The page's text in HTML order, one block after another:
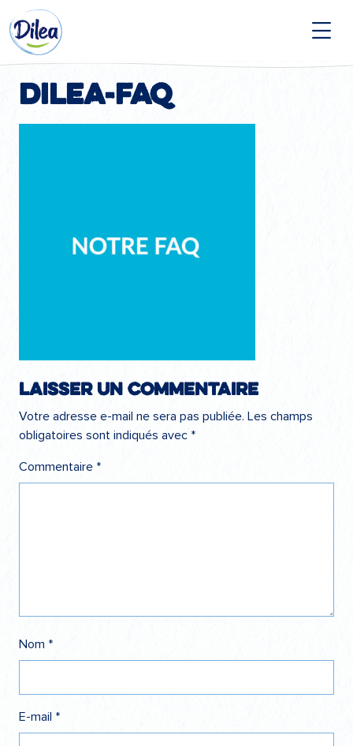
Passer
au
contenu
Dilea
Zero
Lactose
dilea-faq
Laisser un commentaire
Votre adresse e-mail ne sera pas publiée. Les champs
obligatoires sont indiqués avec *
Commentaire *
Nom *
E-mail *